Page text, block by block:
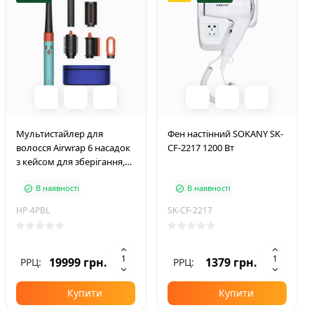
Мультистайлер для
волосся Airwrap 6 насадок
з кейсом для зберігання,
В наявності
HP-4PBL
РРЦ: 19999 грн.
Купити
Фен настінний SOKANY SK-
CF-2217 1200 Вт
В наявності
SK-CF-2217
РРЦ: 1379 грн.
Купити